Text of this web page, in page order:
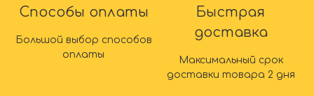
Способы оплаты
Большой выбор способов
оплаты
Быстрая
доставка
Максимальный срок
доставки товара 2 дня